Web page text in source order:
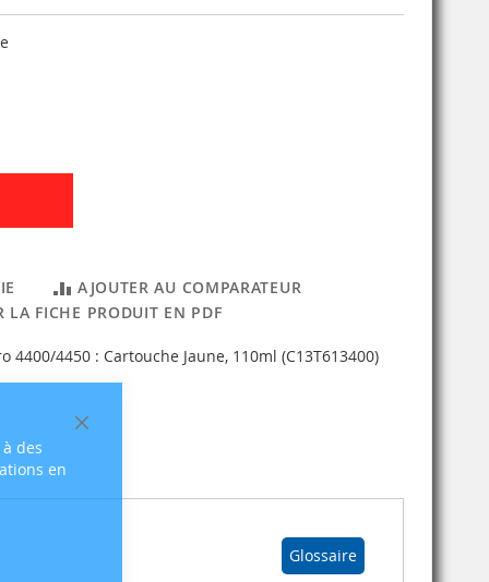
Fermer
des
en
AJOUTER AU COMPARATEUR
LA FICHE PRODUIT EN PDF
4400/4450 : Cartouche Jaune, 110ml (C13T613400)
Glossaire